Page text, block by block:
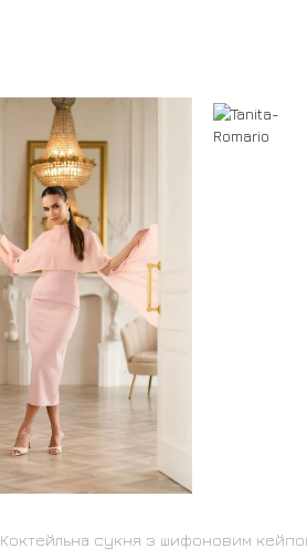
Коктейльна сукня з шифоновим